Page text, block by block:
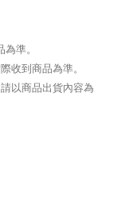
準。
收到商品為準。
以商品出貨內容為